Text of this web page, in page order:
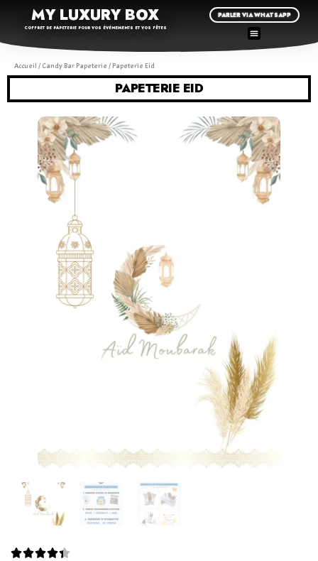
MY LUXURY BOX
COFFRET DE PAPETERIE POUR VOS ÉVÉNEMENTS ET VOS FÊTES
PARLER VIA WHATSAPP
Accueil / Candy Bar Papeterie / Papeterie Eid
PAPETERIE EID
